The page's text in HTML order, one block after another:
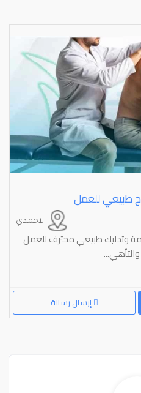
طبيعي للعمل
الاحمدي
وتدليك طبيعي محترف للعمل
إرسال رسالة